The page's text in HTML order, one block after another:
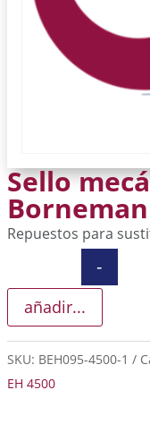
Sello
Repuestos para
-
añadir...
SKU: BEH095-4500-1
EH 4500